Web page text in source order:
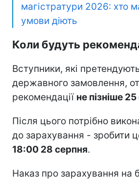
магістратури 2026: хто
умови діють
Коли будуть
Вступники, які
державного замовлення,
рекомендації не пізніше
Після цього потрібно
до зарахування - зробити
18:00 28 серпня.
Наказ про зарахування на